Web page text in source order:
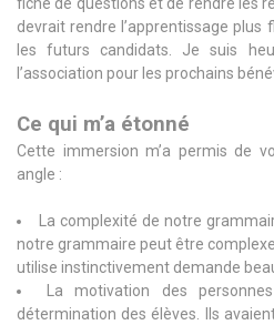
devrait rendre l’apprentissage
les futurs candidats. Je suis
l’association pour les prochains
Ce qui m’a étonné
Cette immersion m’a permis de
angle :
La complexité de notre
notre grammaire peut être
utilise instinctivement demande
La motivation des
détermination des élèves. Ils